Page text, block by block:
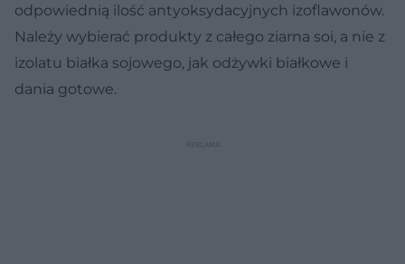
odpowiednią ilość antyoksydacyjnych izoflawonów.
Należy wybierać produkty z całego ziarna soi, a nie z
izolatu białka sojowego, jak odżywki białkowe i
dania gotowe.